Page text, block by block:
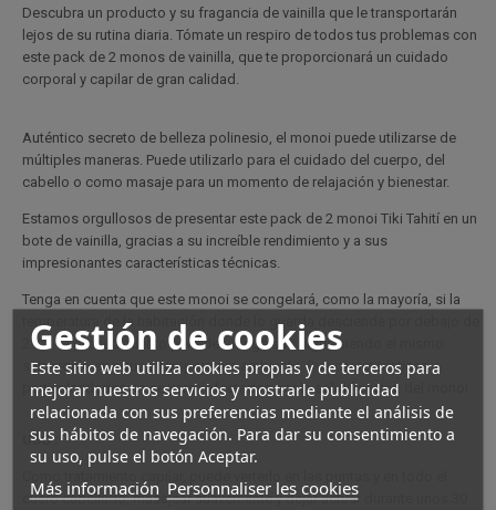
Gestión de cookies
Este sitio web utiliza cookies propias y de terceros para
mejorar nuestros servicios y mostrarle publicidad
relacionada con sus preferencias mediante el análisis de
sus hábitos de navegación. Para dar su consentimiento a
su uso, pulse el botón Aceptar.
Más información Personnaliser les cookies
Descubra un producto y su fragancia de vainilla que le transportarán
lejos de su rutina diaria. Tómate un respiro de todos tus problemas con
este pack de 2 monos de vainilla, que te proporcionará un cuidado
corporal y capilar de gran calidad.
Auténtico secreto de belleza polinesio, el monoi puede utilizarse de
múltiples maneras. Puede utilizarlo para el cuidado del cuerpo, del
cabello o como masaje para un momento de relajación y bienestar.
Estamos orgullosos de presentar este pack de 2 monoi Tiki Tahití en un
bote de vainilla, gracias a su increíble rendimiento y a sus
impresionantes características técnicas.
Tenga en cuenta que este monoi se congelará, como la mayoría, si la
temperatura de la habitación donde lo guarda desciende por debajo de
21°C. El procedimiento para descongelarlo sigue siendo el mismo:
sumergirlo en agua a temperatura ambiente. Sus características y
particularidades no se verán afectadas por la solidificación del monoi.
USO :
cuero cabelludo, masajear suavemente y dejar actuar durante unos 30